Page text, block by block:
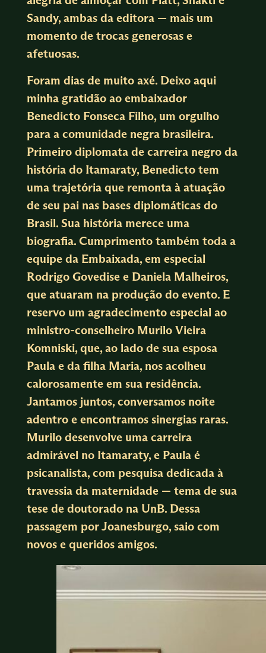
Sandy, ambas da editora — mais um
momento de trocas generosas e
afetuosas.
Foram dias de muito axé. Deixo aqui
minha gratidão ao embaixador
Benedicto Fonseca Filho, um orgulho
para a comunidade negra brasileira.
Primeiro diplomata de carreira negro da
história do Itamaraty, Benedicto tem
uma trajetória que remonta à atuação
de seu pai nas bases diplomáticas do
Brasil. Sua história merece uma
biografia. Cumprimento também toda a
equipe da Embaixada, em especial
Rodrigo Govedise e Daniela Malheiros,
que atuaram na produção do evento. E
reservo um agradecimento especial ao
ministro-conselheiro Murilo Vieira
Komniski, que, ao lado de sua esposa
Paula e da filha Maria, nos acolheu
calorosamente em sua residência.
Jantamos juntos, conversamos noite
adentro e encontramos sinergias raras.
Murilo desenvolve uma carreira
admirável no Itamaraty, e Paula é
psicanalista, com pesquisa dedicada à
travessia da maternidade — tema de sua
tese de doutorado na UnB. Dessa
passagem por Joanesburgo, saio com
novos e queridos amigos.